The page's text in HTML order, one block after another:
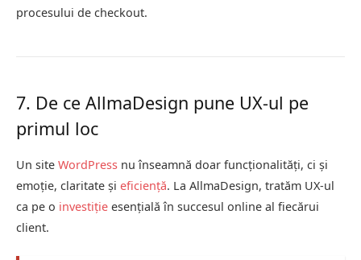
procesului de checkout.
7. De ce AllmaDesign pune UX-ul pe
primul loc
Un site WordPress nu înseamnă doar funcționalități, ci și
emoție, claritate și eficiență. La AllmaDesign, tratăm UX-ul
ca pe o investiție esențială în succesul online al fiecărui
client.